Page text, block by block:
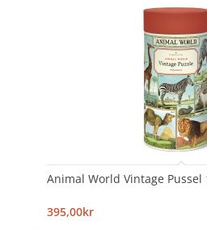
Animal World Vintage Pussel
395,00kr